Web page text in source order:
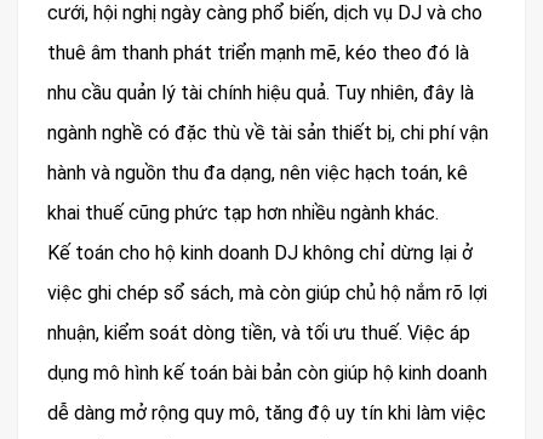
cưới, hội nghị ngày càng phổ biến, dịch vụ DJ và cho
thuê âm thanh phát triển mạnh mẽ, kéo theo đó là
nhu cầu quản lý tài chính hiệu quả. Tuy nhiên, đây là
ngành nghề có đặc thù về tài sản thiết bị, chi phí vận
hành và nguồn thu đa dạng, nên việc hạch toán, kê
khai thuế cũng phức tạp hơn nhiều ngành khác.
Kế toán cho hộ kinh doanh DJ không chỉ dừng lại ở
việc ghi chép sổ sách, mà còn giúp chủ hộ nắm rõ lợi
nhuận, kiểm soát dòng tiền, và tối ưu thuế. Việc áp
dụng mô hình kế toán bài bản còn giúp hộ kinh doanh
dễ dàng mở rộng quy mô, tăng độ uy tín khi làm việc